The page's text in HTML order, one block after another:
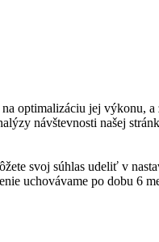
optimalizáciu jej výkonu,
návštevnosti našej
svoj súhlas udeliť v
uchovávame po dobu 6